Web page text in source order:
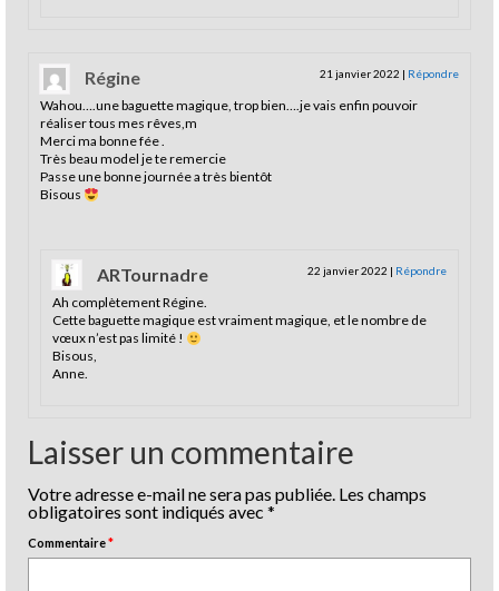
Régine 21 janvier 2022 | Répondre
Wahou….une baguette magique, trop bien….je vais enfin pouvoir
réaliser tous mes rêves,m
Merci ma bonne fée .
Très beau model je te remercie
Passe une bonne journée a très bientôt
Bisous
ARTournadre 22 janvier 2022 | Répondre
Ah complètement Régine.
Cette baguette magique est vraiment magique, et le nombre de
vœux n’est pas limité !
Bisous,
Anne.
Laisser un commentaire
Votre adresse e-mail ne sera pas publiée. Les champs
obligatoires sont indiqués avec *
Commentaire*